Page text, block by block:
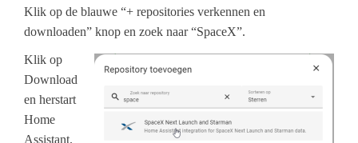
Klik op de blauwe “+ repositories verkennen en
downloaden” knop en zoek naar “SpaceX”.
Klik op
Download
en herstart
Home
Assistant.